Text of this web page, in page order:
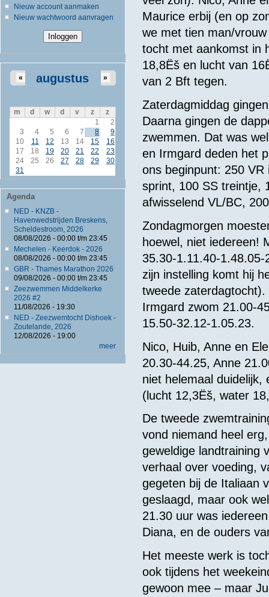
Nieuw account aanmaken
Nieuw wachtwoord aanvragen
augustus
« »
m d w d v z
z
1
2
3
4 5 6 7 8
9
10
11 12 13 14 15
16
17
18 19 20 21 22
23
24
25 26 27 28 29
30
31
Agenda
NED - KNZB -
Havenwedstrijden Breskens,
Scheldestroom, 2026
08/08/2026 - 00:00t/m 23:45
Mechelen - Keerdok - 2026
08/08/2026 - 00:00t/m 23:45
GBR - Thames Marathon 2026
09/08/2026 - 00:00t/m 23:45
Zeezwemmen Middelkerke
2026 #2
11/08/2026 - 19:30
NED - Zeezwemtocht Dishoek -
Zoutelande, 2026
12/08/2026 - 19:00
meer
Maurice erbij (en op
we met tien man/
tocht met aankomst in
18,8Ëš en lucht van
van 2 Bft tegen.
Zaterdagmiddag
Daarna gingen de
zwemmen. Dat was
en Irmgard deden het
ons beginpunt: 250
sprint, 100 SS treintje,
afwisselend VL/BC,
Zondagmorgen
hoewel, niet iedereen!
35.30-1.11.40-
zijn instelling komt hij
tweede
Irmgard zwom 21.00-
15.50-32.12-1.05.23.
Nico, Huib, Anne en
20.30-44.25, Anne
niet helemaal duidelijk,
(lucht 12,3Ëš, water
De tweede
vond niemand heel
geweldige landtraining
verhaal over voeding,
gegeten bij de Italiaan
geslaagd, maar ook
21.30 uur was
Diana, en de ouders
Het meeste werk is
ook tijdens het
gewoon mee – maar